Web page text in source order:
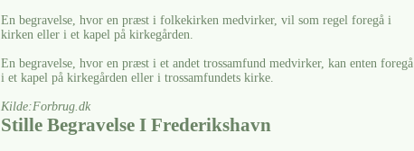
En begravelse, hvor en præst i folkekirken medvirker, vil som regel foregå i
kirken eller i et kapel på kirkegården.
En begravelse, hvor en præst i et andet trossamfund medvirker, kan enten foregå
i et kapel på kirkegården eller i trossamfundets kirke.
Kilde:Forbrug.dk
Stille Begravelse I Frederikshavn